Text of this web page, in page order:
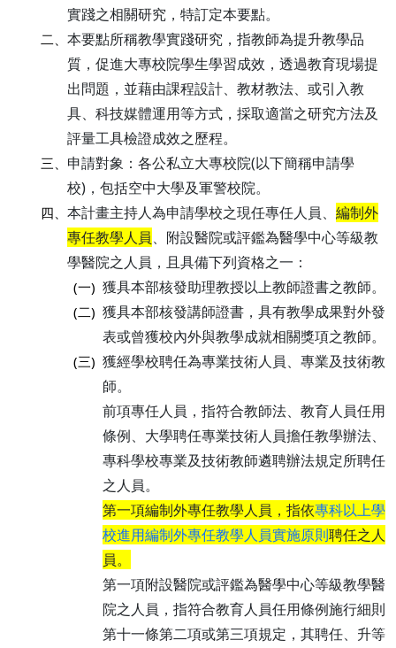
實踐之相關研究，特訂定本要點。
二、 本要點所稱教學實踐研究，指教師為提升教學品
質，促進大專校院學生學習成效，透過教育現場提
出問題，並藉由課程設計、教材教法、或引入教
具、科技媒體運用等方式，採取適當之研究方法及
評量工具檢證成效之歷程。
三、 申請對象：各公私立大專校院(以下簡稱申請學
校)，包括空中大學及軍警校院。
四、 本計畫主持人為申請學校之現任專任人員、 編制外
專任教學人員、附設醫院或評鑑為醫學中心等級教
學醫院之人員，且具備下列資格之一：
(一) 獲具本部核發助理教授以上教師證書之教師。
(二) 獲具本部核發講師證書，具有教學成果對外發
表或曾獲校內外與教學成就相關獎項之教師。
(三) 獲經學校聘任為專業技術人員、專業及技術教
師。
前項專任人員，指符合教師法、教育人員任用
條例、大學聘任專業技術人員擔任教學辦法、
專科學校專業及技術教師遴聘辦法規定所聘任
之人員。
第一項編制外專任教學人員，指依專科以上學
校進用編制外專任教學人員實施原則聘任之人
員。
第一項附設醫院或評鑑為醫學中心等級教學醫
院之人員，指符合教育人員任用條例施行細則
第十一條第二項或第三項規定，其聘任、升等